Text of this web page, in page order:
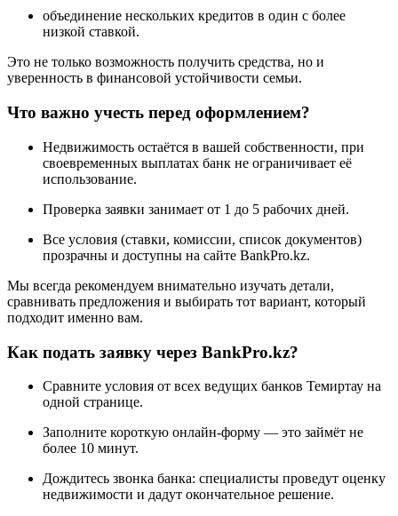
объединение нескольких кредитов в один с более
низкой ставкой.
Это не только возможность получить средства, но и
уверенность в финансовой устойчивости семьи.
Что важно учесть перед оформлением?
Недвижимость остаётся в вашей собственности, при
своевременных выплатах банк не ограничивает её
использование.
Проверка заявки занимает от 1 до 5 рабочих дней.
Все условия (ставки, комиссии, список документов)
прозрачны и доступны на сайте BankPro.kz.
Мы всегда рекомендуем внимательно изучать детали,
сравнивать предложения и выбирать тот вариант, который
подходит именно вам.
Как подать заявку через BankPro.kz?
Сравните условия от всех ведущих банков Темиртау на
одной странице.
Заполните короткую онлайн-форму — это займёт не
более 10 минут.
Дождитесь звонка банка: специалисты проведут оценку
недвижимости и дадут окончательное решение.